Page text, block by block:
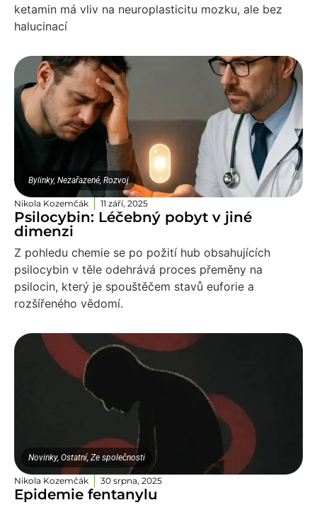
ketamin má vliv na neuroplasticitu mozku, ale bez
halucinací
Bylinky, Nezařazené, Rozvoj
Nikola Kozemčák 11 září, 2025
Psilocybin: Léčebný pobyt v jiné
dimenzi
Z pohledu chemie se po požití hub obsahujících
psilocybin v těle odehrává proces přeměny na
psilocin, který je spouštěčem stavů euforie a
rozšířeného vědomí.
Novinky, Ostatní, Ze společnosti
Nikola Kozemčák 30 srpna, 2025
Epidemie fentanylu